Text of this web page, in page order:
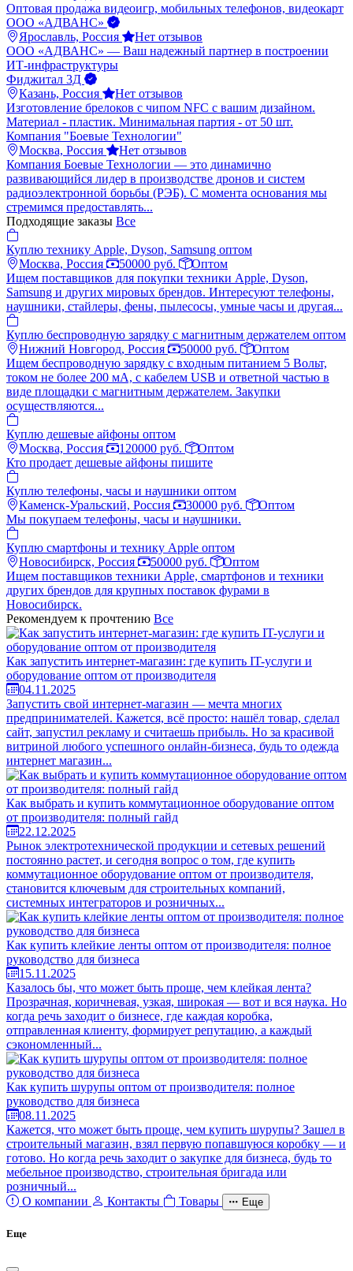
Оптовая продажа видеоигр, мобильных телефонов, видеокарт
ООО «АДВАНС»
Ярославль, Россия
Нет отзывов
ООО «АДВАНС» — Ваш надежный партнер в построении
ИТ-инфраструктуры
Фиджитал 3Д
Казань, Россия
Нет отзывов
Изготовление брелоков с чипом NFC с вашим дизайном.
Материал - пластик. Минимальная партия - от 50 шт.
Компания "Боевые Технологии"
Москва, Россия
Нет отзывов
Компания Боевые Технологии — это динамично
развивающийся лидер в производстве дронов и систем
радиоэлектронной борьбы (РЭБ). С момента основания мы
стремимся предоставлять...
Подходящие заказы Все
Куплю технику Apple, Dyson, Samsung оптом
Москва, Россия
50000 руб.
Оптом
Ищем поставщиков для покупки техники Apple, Dyson,
Samsung и других мировых брендов. Интересуют телефоны,
наушники, стайлеры, фены, пылесосы, умные часы и другая...
Куплю беспроводную зарядку с магнитным держателем оптом
Нижний Новгород, Россия
50000 руб.
Оптом
Ищем беспроводную зарядку с входным питанием 5 Вольт,
током не более 200 мА, с кабелем USB и ответной частью в
виде площадки с магнитным держателем. Закупки
осуществляются...
Куплю дешевые айфоны оптом
Москва, Россия
120000 руб.
Оптом
Кто продает дешевые айфоны пишите
Куплю телефоны, часы и наушники оптом
Каменск-Уральский, Россия
30000 руб.
Оптом
Мы покупаем телефоны, часы и наушники.
Куплю смартфоны и технику Apple оптом
Новосибирск, Россия
50000 руб.
Оптом
Ищем поставщиков техники Apple, смартфонов и техники
других брендов для крупных поставок фурами в
Новосибирск.
Рекомендуем к прочтению Все
Как запустить интернет-магазин: где купить IT-услуги и
оборудование оптом от производителя
04.11.2025
Запустить свой интернет-магазин — мечта многих
предпринимателей. Кажется, всё просто: нашёл товар, сделал
сайт, запустил рекламу и считаешь прибыль. Но за красивой
витриной любого успешного онлайн-бизнеса, будь то одежда
интернет магазин...
Как выбрать и купить коммутационное оборудование оптом
от производителя: полный гайд
22.12.2025
Рынок электротехнической продукции и сетевых решений
постоянно растет, и сегодня вопрос о том, где купить
коммутационное оборудование оптом от производителя,
становится ключевым для строительных компаний,
системных интеграторов и розничных...
Как купить клейкие ленты оптом от производителя: полное
руководство для бизнеса
15.11.2025
Казалось бы, что может быть проще, чем клейкая лента?
Прозрачная, коричневая, узкая, широкая — вот и вся наука. Но
когда речь заходит о бизнесе, где каждая коробка,
отправленная клиенту, формирует репутацию, а каждый
сэкономленный...
Как купить шурупы оптом от производителя: полное
руководство для бизнеса
08.11.2025
Кажется, что может быть проще, чем купить шурупы? Зашел в
строительный магазин, взял первую попавшуюся коробку — и
готово. Но когда речь заходит о закупке для бизнеса, будь то
мебельное производство, строительная бригада или
розничный...
О компании
Контакты Товары Еще
Еще